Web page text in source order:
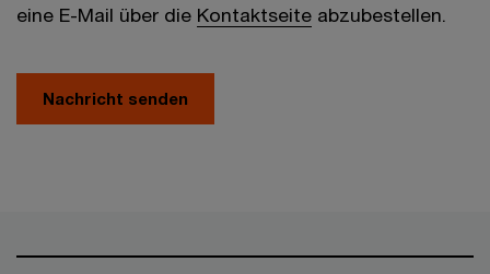
eine E-Mail über die Kontaktseite abzubestellen.
Nachricht senden